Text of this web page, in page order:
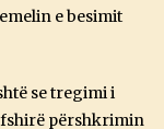
e besimit
se tregimi i
përshkrimin